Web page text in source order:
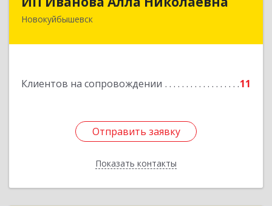
Новокуйбышевск
Клиентов на сопровождении 11
Отправить заявку
Показать контакты
Отправить заявку
Назад